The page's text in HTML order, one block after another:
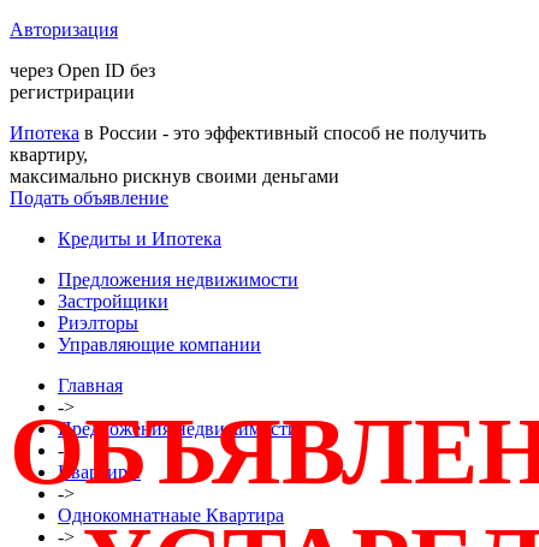
Авторизация
через Open ID без
регистрирации
Ипотека в России - это эффективный способ не получить
квартиру,
максимально рискнув своими деньгами
Подать объявление
Кредиты и Ипотека
Предложения недвижимости
Застройщики
Риэлторы
Управляющие компании
Главная
->
Предложения недвижимости
->
Квартиры
->
Однокомнатнаые Квартира
->